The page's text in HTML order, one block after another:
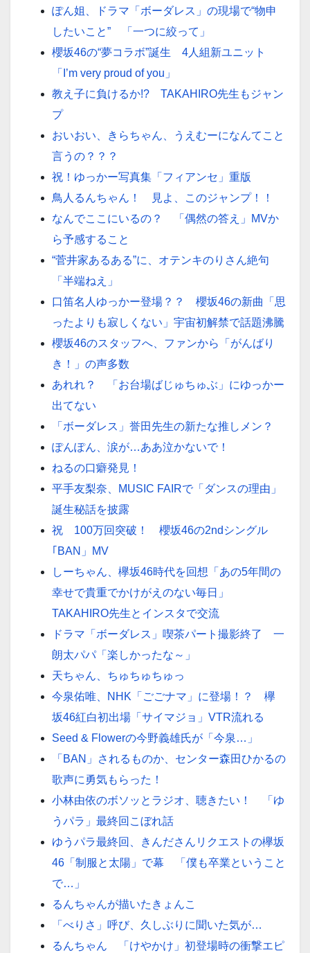
ぽん姐、ドラマ「ボーダレス」の現場で“物申
したいこと” 「一つに絞って」
櫻坂46の“夢コラボ”誕生 4人組新ユニット
「I’m very proud of you」
教え子に負けるか!? TAKAHIRO先生もジャン
プ
おいおい、きらちゃん、うえむーになんてこと
言うの？？？
祝！ゆっかー写真集「フィアンセ」重版
鳥人るんちゃん！ 見よ、このジャンプ！！
なんでここにいるの？ 「偶然の答え」MVか
ら予感すること
“菅井家あるある”に、オテンキのりさん絶句
「半端ねえ」
口笛名人ゆっかー登場？？ 櫻坂46の新曲「思
ったよりも寂しくない」宇宙初解禁で話題沸騰
櫻坂46のスタッフへ、ファンから「がんばり
き！」の声多数
あれれ？ 「お台場ばじゅちゅぶ」にゆっかー
出てない
「ボーダレス」誉田先生の新たな推しメン？
ぽんぽん、涙が…ああ泣かないで！
ねるの口癖発見！
平手友梨奈、MUSIC FAIRで「ダンスの理由」
誕生秘話を披露
祝 100万回突破！ 櫻坂46の2ndシングル
｢BAN」MV
しーちゃん、欅坂46時代を回想「あの5年間の
幸せで貴重でかけがえのない毎日」
TAKAHIRO先生とインスタで交流
ドラマ「ボーダレス」喫茶パート撮影終了 一
朗太パパ「楽しかったな～」
天ちゃん、ちゅちゅちゅっ
今泉佑唯、NHK「ごごナマ」に登場！？ 欅
坂46紅白初出場「サイマジョ」VTR流れる
Seed & Flowerの今野義雄氏が「今泉…」
「BAN」されるものか、センター森田ひかるの
歌声に勇気もらった！
小林由依のボソッとラジオ、聴きたい！ 「ゆ
うパラ」最終回こぼれ話
ゆうパラ最終回、きんださんリクエストの欅坂
46「制服と太陽」で幕 「僕も卒業ということ
で…」
るんちゃんが描いたきょんこ
「べりさ」呼び、久しぶりに聞いた気が…
るんちゃん 「けやかけ」初登場時の衝撃エピ